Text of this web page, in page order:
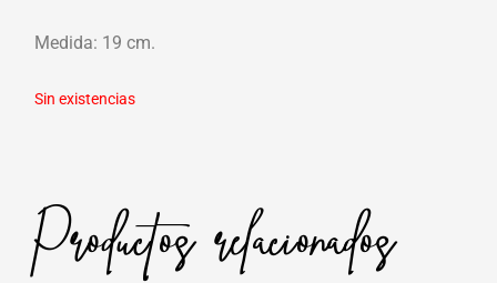
Medida: 19 cm.
Sin existencias
Productos relacionados